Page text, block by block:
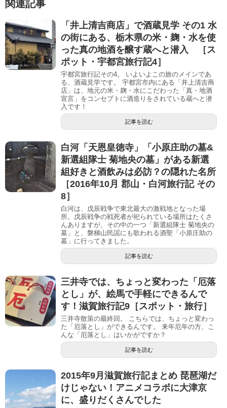
関連記事
「井上清吉商店」で酒蔵見学 その1 水
の街にある、栃木県の米・麹・水を使
った真の地酒を醸す蔵へと潜入 ［ス
ポット・宇都宮旅行記4］
宇都宮旅行記その4。 いよいよこの旅のメインであ
る、酒蔵見学です。 宇都宮市内にある「井上清吉商
店」は、地元の米・麹・水にこだわった「真・地酒
宣言」をコンセプトに酒造りをされている蔵へと潜
入です！
記事を読む
白河「天恩皇徳寺」「小原庄助の墓&
新選組隊士 菊地央の墓」がある新選
組好きと酒飲みは必訪？の隠れた名所
［2016年10月 郡山・白河旅行記 その
8］
白河は、戊辰戦争で東北最大の激戦地となった場
所。戊辰戦争の戦死者が祀られている場所はたくさ
んありますが、その中の一つ「新選組隊士 菊地央の
墓」と、磐梯山民謡にも歌われる酒聖「小原庄助の
墓」に行ってきました。
記事を読む
三井寺では、ちょっと変わった「厄落
とし」が、絵馬で手軽にできるんで
す！滋賀旅行記9［スポット・旅行］
三井寺散策の最終回。 こちらでは、ちょっと変わっ
た「厄落とし」ができるんです。 来年厄年の方、こ
んな「厄落とし」はいかがですか？
記事を読む
2015年9月滋賀旅行記まとめ 琵琶湖だ
けじゃない！アニメコラボに大津京
に、盛りだくさんでした